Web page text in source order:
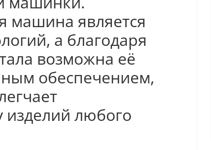
машина является
а благодаря
возможна её
обеспечением,
изделий любого